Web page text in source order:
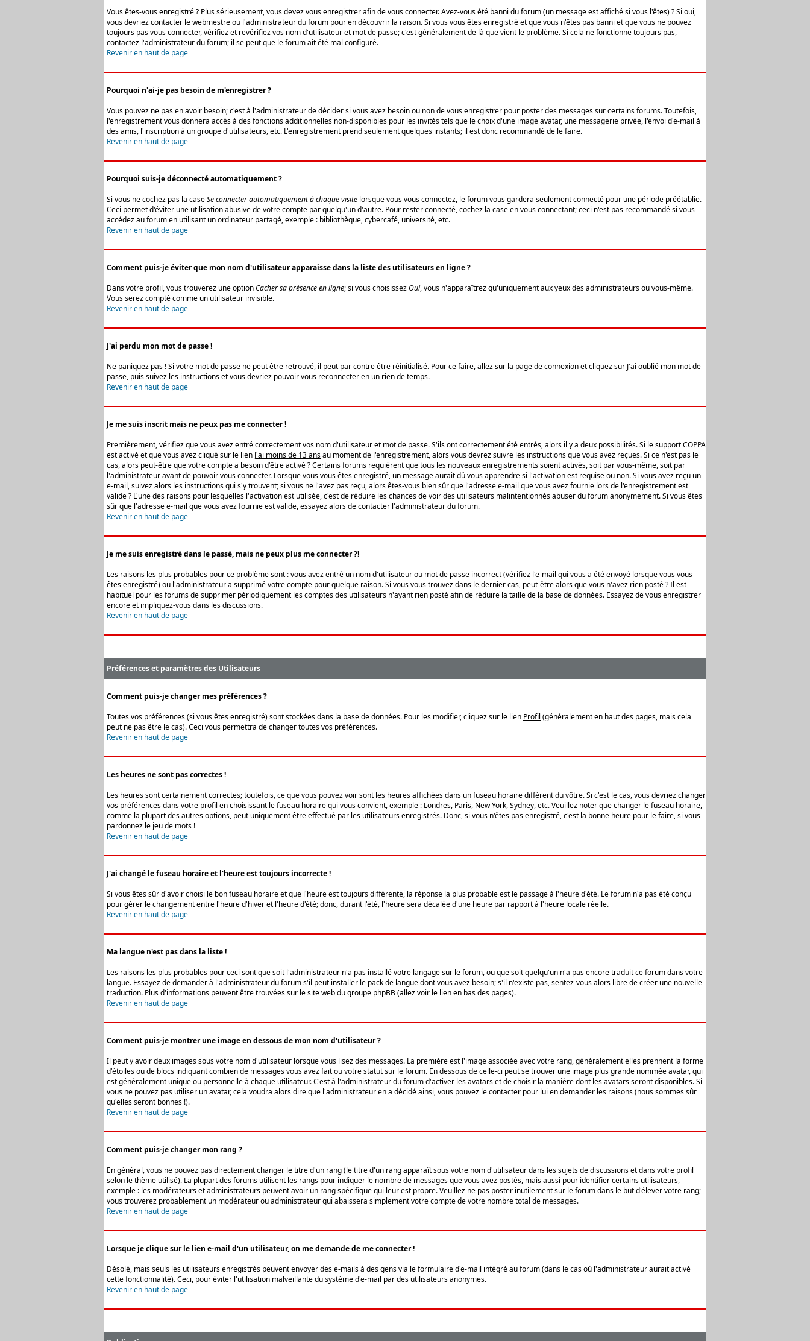
Vous êtes-vous enregistré ? Plus sérieusement, vous devez vous enregistrer afin de vous connecter. Avez-vous été banni du forum (un message est affiché si vous l'êtes) ? Si oui,
vous devriez contacter le webmestre ou l'administrateur du forum pour en découvrir la raison. Si vous vous êtes enregistré et que vous n'êtes pas banni et que vous ne pouvez
toujours pas vous connecter, vérifiez et revérifiez vos nom d'utilisateur et mot de passe; c'est généralement de là que vient le problème. Si cela ne fonctionne toujours pas,
contactez l'administrateur du forum; il se peut que le forum ait été mal configuré.
Revenir en haut de page
Pourquoi n'ai-je pas besoin de m'enregistrer ?
Vous pouvez ne pas en avoir besoin; c'est à l'administrateur de décider si vous avez besoin ou non de vous enregistrer pour poster des messages sur certains forums. Toutefois,
l'enregistrement vous donnera accès à des fonctions additionnelles non-disponibles pour les invités tels que le choix d'une image avatar, une messagerie privée, l'envoi d'e-mail à
des amis, l'inscription à un groupe d'utilisateurs, etc. L'enregistrement prend seulement quelques instants; il est donc recommandé de le faire.
Revenir en haut de page
Pourquoi suis-je déconnecté automatiquement ?
Si vous ne cochez pas la caseSe connecter automatiquement à chaque visite lorsque vous vous connectez, le forum vous gardera seulement connecté pour une période préétablie.
Ceci permet d'éviter une utilisation abusive de votre compte par quelqu'un d'autre. Pour rester connecté, cochez la case en vous connectant; ceci n'est pas recommandé si vous
accédez au forum en utilisant un ordinateur partagé, exemple : bibliothèque, cybercafé, université, etc.
Revenir en haut de page
Comment puis-je éviter que mon nom d'utilisateur apparaisse dans la liste des utilisateurs en ligne ?
Dans votre profil, vous trouverez une optionCacher sa présence en ligne; si vous choisissezOui, vous n'apparaîtrez qu'uniquement aux yeux des administrateurs ou vous-même.
Vous serez compté comme un utilisateur invisible.
Revenir en haut de page
J'ai perdu mon mot de passe !
Ne paniquez pas ! Si votre mot de passe ne peut être retrouvé, il peut par contre être réinitialisé. Pour ce faire, allez sur la page de connexion et cliquez sur J'ai oublié mon mot de
passe, puis suivez les instructions et vous devriez pouvoir vous reconnecter en un rien de temps.
Revenir en haut de page
Je me suis inscrit mais ne peux pas me connecter !
Premièrement, vérifiez que vous avez entré correctement vos nom d'utilisateur et mot de passe. S'ils ont correctement été entrés, alors il y a deux possibilités. Si le support COPPA
est activé et que vous avez cliqué sur le lien J'ai moins de 13 ansau moment de l'enregistrement, alors vous devrez suivre les instructions que vous avez reçues. Si ce n'est pas le
cas, alors peut-être que votre compte a besoin d'être activé ? Certains forums requièrent que tous les nouveaux enregistrements soient activés, soit par vous-même, soit par
l'administrateur avant de pouvoir vous connecter. Lorsque vous vous êtes enregistré, un message aurait dû vous apprendre si l'activation est requise ou non. Si vous avez reçu un
e-mail, suivez alors les instructions qui s'y trouvent; si vous ne l'avez pas reçu, alors êtes-vous bien sûr que l'adresse e-mail que vous avez fournie lors de l'enregistrement est
valide ? L'une des raisons pour lesquelles l'activation est utilisée, c'est de réduire les chances de voir des utilisateurs malintentionnés abuser du forum anonymement. Si vous êtes
sûr que l'adresse e-mail que vous avez fournie est valide, essayez alors de contacter l'administrateur du forum.
Revenir en haut de page
Je me suis enregistré dans le passé, mais ne peux plus me connecter ?!
Les raisons les plus probables pour ce problème sont : vous avez entré un nom d'utilisateur ou mot de passe incorrect (vérifiez l'e-mail qui vous a été envoyé lorsque vous vous
êtes enregistré) ou l'administrateur a supprimé votre compte pour quelque raison. Si vous vous trouvez dans le dernier cas, peut-être alors que vous n'avez rien posté ? Il est
habituel pour les forums de supprimer périodiquement les comptes des utilisateurs n'ayant rien posté afin de réduire la taille de la base de données. Essayez de vous enregistrer
encore et impliquez-vous dans les discussions.
Revenir en haut de page
Préférences et paramètres des Utilisateurs
Comment puis-je changer mes préférences ?
Toutes vos préférences (si vous êtes enregistré) sont stockées dans la base de données. Pour les modifier, cliquez sur le lien Profil (généralement en haut des pages, mais cela
peut ne pas être le cas). Ceci vous permettra de changer toutes vos préférences.
Revenir en haut de page
Les heures ne sont pas correctes !
Les heures sont certainement correctes; toutefois, ce que vous pouvez voir sont les heures affichées dans un fuseau horaire différent du vôtre. Si c'est le cas, vous devriez changer
vos préférences dans votre profil en choisissant le fuseau horaire qui vous convient, exemple : Londres, Paris, New York, Sydney, etc. Veuillez noter que changer le fuseau horaire,
comme la plupart des autres options, peut uniquement être effectué par les utilisateurs enregistrés. Donc, si vous n'êtes pas enregistré, c'est la bonne heure pour le faire, si vous
pardonnez le jeu de mots !
Revenir en haut de page
J'ai changé le fuseau horaire et l'heure est toujours incorrecte !
Si vous êtes sûr d'avoir choisi le bon fuseau horaire et que l'heure est toujours différente, la réponse la plus probable est le passage à l'heure d'été. Le forum n'a pas été conçu
pour gérer le changement entre l'heure d'hiver et l'heure d'été; donc, durant l'été, l'heure sera décalée d'une heure par rapport à l'heure locale réelle.
Revenir en haut de page
Ma langue n'est pas dans la liste !
Les raisons les plus probables pour ceci sont que soit l'administrateur n'a pas installé votre langage sur le forum, ou que soit quelqu'un n'a pas encore traduit ce forum dans votre
langue. Essayez de demander à l'administrateur du forum s'il peut installer le pack de langue dont vous avez besoin; s'il n'existe pas, sentez-vous alors libre de créer une nouvelle
traduction. Plus d'informations peuvent être trouvées sur le site web du groupe phpBB (allez voir le lien en bas des pages).
Revenir en haut de page
Comment puis-je montrer une image en dessous de mon nom d'utilisateur ?
Il peut y avoir deux images sous votre nom d'utilisateur lorsque vous lisez des messages. La première est l'image associée avec votre rang, généralement elles prennent la forme
d'étoiles ou de blocs indiquant combien de messages vous avez fait ou votre statut sur le forum. En dessous de celle-ci peut se trouver une image plus grande nommée avatar, qui
est généralement unique ou personnelle à chaque utilisateur. C'est à l'administrateur du forum d'activer les avatars et de choisir la manière dont les avatars seront disponibles. Si
vous ne pouvez pas utiliser un avatar, cela voudra alors dire que l'administrateur en a décidé ainsi, vous pouvez le contacter pour lui en demander les raisons (nous sommes sûr
qu'elles seront bonnes !).
Revenir en haut de page
Comment puis-je changer mon rang ?
En général, vous ne pouvez pas directement changer le titre d'un rang (le titre d'un rang apparaît sous votre nom d'utilisateur dans les sujets de discussions et dans votre profil
selon le thème utilisé). La plupart des forums utilisent les rangs pour indiquer le nombre de messages que vous avez postés, mais aussi pour identifier certains utilisateurs,
exemple : les modérateurs et administrateurs peuvent avoir un rang spécifique qui leur est propre. Veuillez ne pas poster inutilement sur le forum dans le but d'élever votre rang;
vous trouverez probablement un modérateur ou administrateur qui abaissera simplement votre compte de votre nombre total de messages.
Revenir en haut de page
Lorsque je clique sur le lien e-mail d'un utilisateur, on me demande de me connecter !
Désolé, mais seuls les utilisateurs enregistrés peuvent envoyer des e-mails à des gens via le formulaire d'e-mail intégré au forum (dans le cas où l'administrateur aurait activé
cette fonctionnalité). Ceci, pour éviter l'utilisation malveillante du système d'e-mail par des utilisateurs anonymes.
Revenir en haut de page